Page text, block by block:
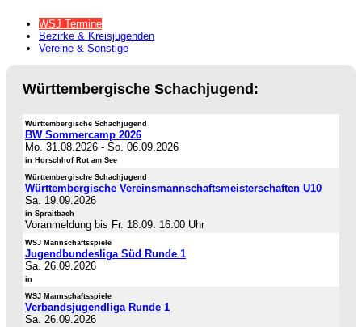
WSJ Termine
Bezirke & Kreisjugenden
Vereine & Sonstige
Württembergische Schachjugend:
Württembergische Schachjugend
BW Sommercamp 2026
Mo. 31.08.2026 - So. 06.09.2026
in Horschhof Rot am See
Württembergische Schachjugend
Württembergische Vereinsmannschaftsmeisterschaften U10
Sa. 19.09.2026
in Spraitbach
Voranmeldung bis Fr. 18.09. 16:00 Uhr
WSJ Mannschaftsspiele
Jugendbundesliga Süd Runde 1
Sa. 26.09.2026
in
WSJ Mannschaftsspiele
Verbandsjugendliga Runde 1
Sa. 26.09.2026